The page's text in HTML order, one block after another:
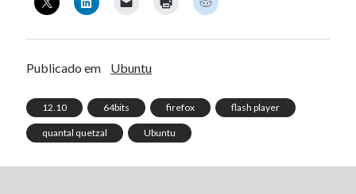
Publicado em Ubuntu
12.10 64bits firefox flash player
quantal quetzal Ubuntu